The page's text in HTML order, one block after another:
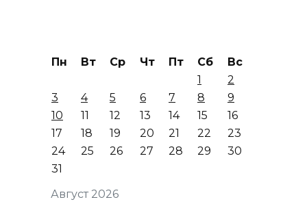
Август 2026
Пн Вт Ср Чт Пт Сб
Вс
1
2
3
4 5 6 7 8
9
10
11 12 13 14 15
16
17
18 19 20 21 22
23
24
25 26 27 28 29
30
31